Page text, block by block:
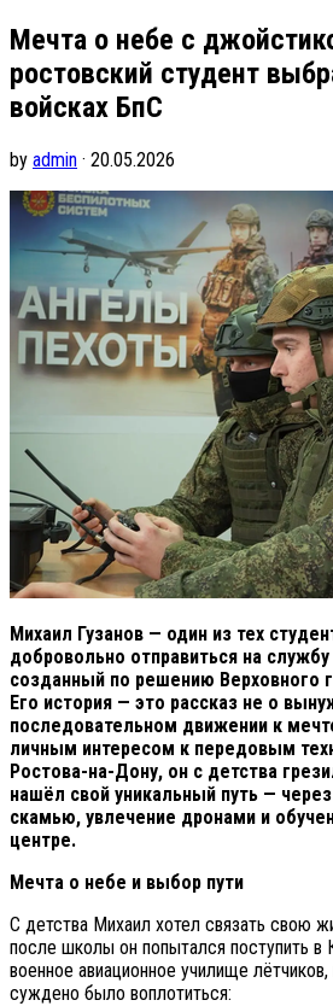
Мечта о небе с
ростовский студент
войсках БпС
by admin · 20.05.2026
Михаил Гузанов — один из тех
добровольно отправиться на
созданный по решению Верховного
Его история — это рассказ не о
последовательном движении к
личным интересом к передовым
Ростова-на-Дону, он с детства
нашёл свой уникальный путь —
скамью, увлечение дронами и
центре.
Мечта о небе и выбор пути
С детства Михаил хотел связать свою
после школы он попытался поступить
военное авиационное училище
суждено было воплотиться: